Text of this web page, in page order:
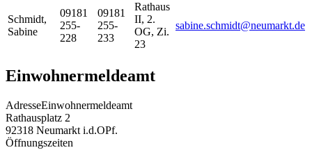
Schmidt,
Sabine
09181
255-
228
09181
255-
233
Rathaus
II, 2.
OG, Zi.
23
sabine.schmidt@neumarkt.de
Einwohnermeldeamt
AdresseEinwohnermeldeamt
Rathausplatz 2
92318 Neumarkt i.d.OPf.
Öffnungszeiten